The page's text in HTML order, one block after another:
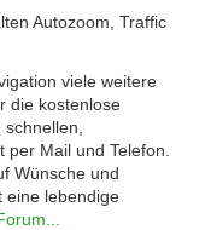
Autozoom, Traffic
viele weitere
die kostenlose
Mail und Telefon.
Wünsche und
eine lebendige